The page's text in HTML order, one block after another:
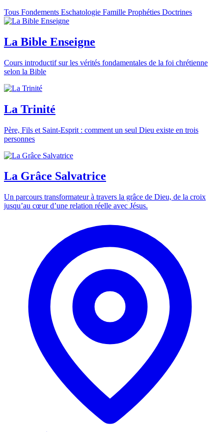
Tous Fondements Eschatologie Famille Prophéties Doctrines
La Bible Enseigne
Cours introductif sur les vérités fondamentales de la foi chrétienne
selon la Bible
La Trinité
Père, Fils et Saint-Esprit : comment un seul Dieu existe en trois
personnes
La Grâce Salvatrice
Un parcours transformateur à travers la grâce de Dieu, de la croix
jusqu’au cœur d’une relation réelle avec Jésus.